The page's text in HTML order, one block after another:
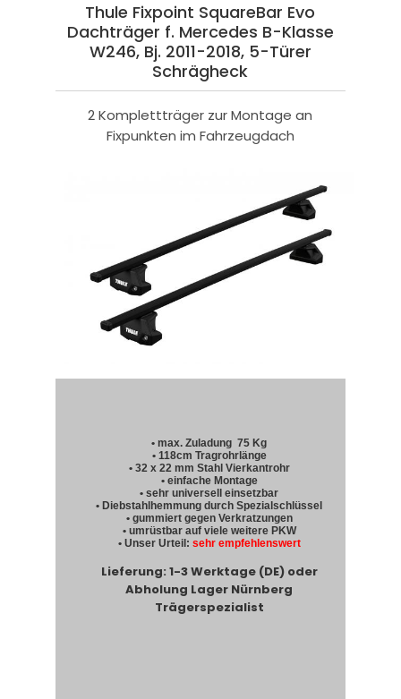
Thule Fixpoint SquareBar Evo
Dachträger f. Mercedes B-Klasse
W246, Bj. 2011-2018, 5-Türer
Schrägheck
2 Komplettträger zur Montage an
Fixpunkten im Fahrzeugdach
• max. Zuladung 75 Kg
• 118cm Tragrohrlänge
• 32 x 22 mm Stahl Vierkantrohr
• einfache Montage
• sehr universell einsetzbar
• Diebstahlhemmung durch Spezialschlüssel
• gummiert gegen Verkratzungen
• umrüstbar auf viele weitere PKW
• Unser Urteil: sehr empfehlenswert
Lieferung: 1-3 Werktage (DE) oder
Abholung Lager Nürnberg
Trägerspezialist